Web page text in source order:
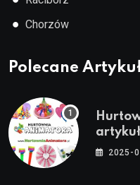
● Chorzów
Polecane
stroje i
2025-